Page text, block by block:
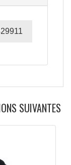
SUIVANTES